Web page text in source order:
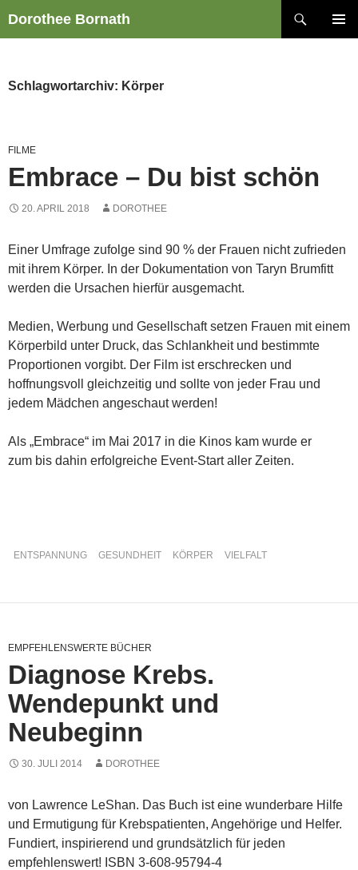
Inhalt
Dorothee Bornath
Schlagwortarchiv: Körper
FILME
Embrace – Du bist schön
20. APRIL 2018 DOROTHEE
Einer Umfrage zufolge sind 90 % der Frauen nicht zufrieden
mit ihrem Körper. In der Dokumentation von Taryn Brumfitt
werden die Ursachen hierfür ausgemacht.
Medien, Werbung und Gesellschaft setzen Frauen mit einem
Körperbild unter Druck, das Schlankheit und bestimmte
Proportionen vorgibt. Der Film ist erschrecken und
hoffnungsvoll gleichzeitig und sollte von jeder Frau und
jedem Mädchen angeschaut werden!
Als „Embrace“ im Mai 2017 in die Kinos kam wurde er
zum bis dahin erfolgreiche Event-Start aller Zeiten.
ENTSPANNUNG GESUNDHEIT KÖRPER VIELFALT
EMPFEHLENSWERTE BÜCHER
Diagnose Krebs.
Wendepunkt und
Neubeginn
30. JULI 2014 DOROTHEE
von Lawrence LeShan. Das Buch ist eine wunderbare Hilfe
und Ermutigung für Krebspatienten, Angehörige und Helfer.
Fundiert, inspirierend und grundsätzlich für jeden
empfehlenswert! ISBN 3-608-95794-4